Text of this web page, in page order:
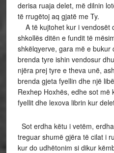
derisa ruaja delet, më dilnin
të rrugëtoj aq gjatë me Ty.
A të kujtohet kur i vendosët
shkollës ditën e fundit të
shkëlqyerve, gara më e bukur
brenda tyre ishin vendosur
njëra prej tyre e theva unë,
brenda gjeta fyellin dhe një
Rexhep Hoxhës, edhe sot
fyellit dhe lexova librin kur
Sot erdha këtu i vetëm,
treguar shumë gjëra të cilat i
kur do udhëtonim si dikur